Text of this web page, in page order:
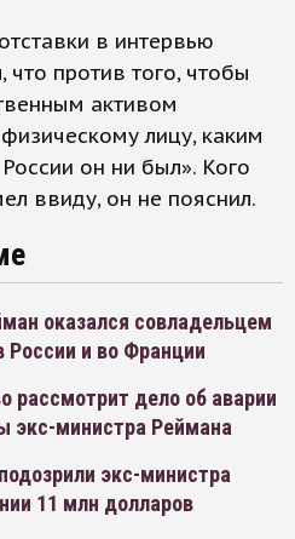
в интервью
против того, чтобы
активом
лицу, каким
он ни был». Кого
ввиду, он не пояснил.
оказался совладельцем
и во Франции
рассмотрит дело об аварии
экс-министра Реймана
экс-министра
11 млн долларов